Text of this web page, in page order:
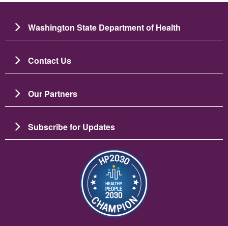
Washington State Department of Health
Contact Us
Our Partners
Subscribe for Updates
Изображение